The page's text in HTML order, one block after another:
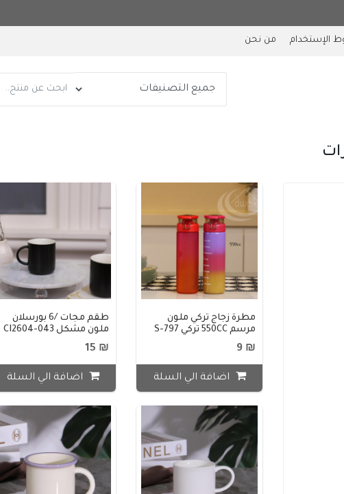
الإستخدام من نحن
مطرة زجاج تركي ملون
مرسم 550CC تركي S-797
₪ 9
اضافة الي السلة
طقم مجات /6 بورسلان
ملون مشكل CI2604-043
₪ 15
اضافة الي السلة